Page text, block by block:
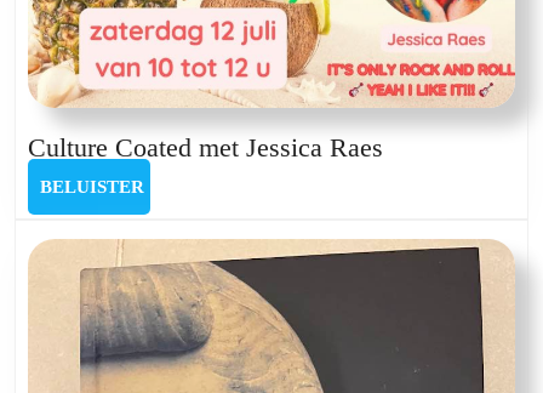
Culture Coated met Jessica Raes
Jessica
BELUISTER